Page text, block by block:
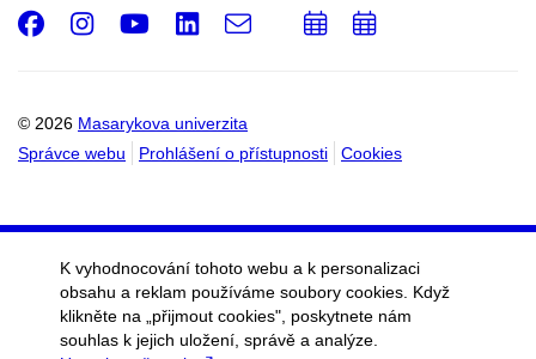
© 2026 Masarykova univerzita
Správce webu
Prohlášení o přístupnosti Cookies
Facebook
Instagram
Youtube
LinkedIn
e-
PřidatPřidat
K vyhodnocování tohoto webu a k personalizaci
obsahu a reklam používáme soubory cookies. Když
klikněte na „přijmout cookies", poskytnete nám
souhlas k jejich uložení, správě a analýze.